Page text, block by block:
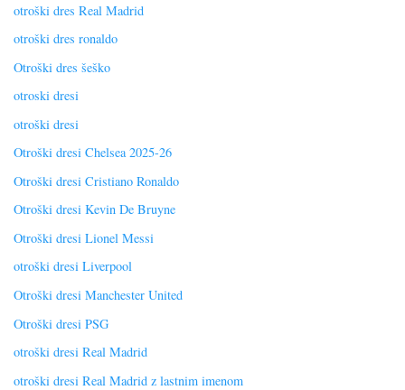
otroški dres Real Madrid
otroški dres ronaldo
Otroški dres šeško
otroski dresi
otroški dresi
Otroški dresi Chelsea 2025-26
Otroški dresi Cristiano Ronaldo
Otroški dresi Kevin De Bruyne
Otroški dresi Lionel Messi
otroški dresi Liverpool
Otroški dresi Manchester United
Otroški dresi PSG
otroški dresi Real Madrid
otroški dresi Real Madrid z lastnim imenom